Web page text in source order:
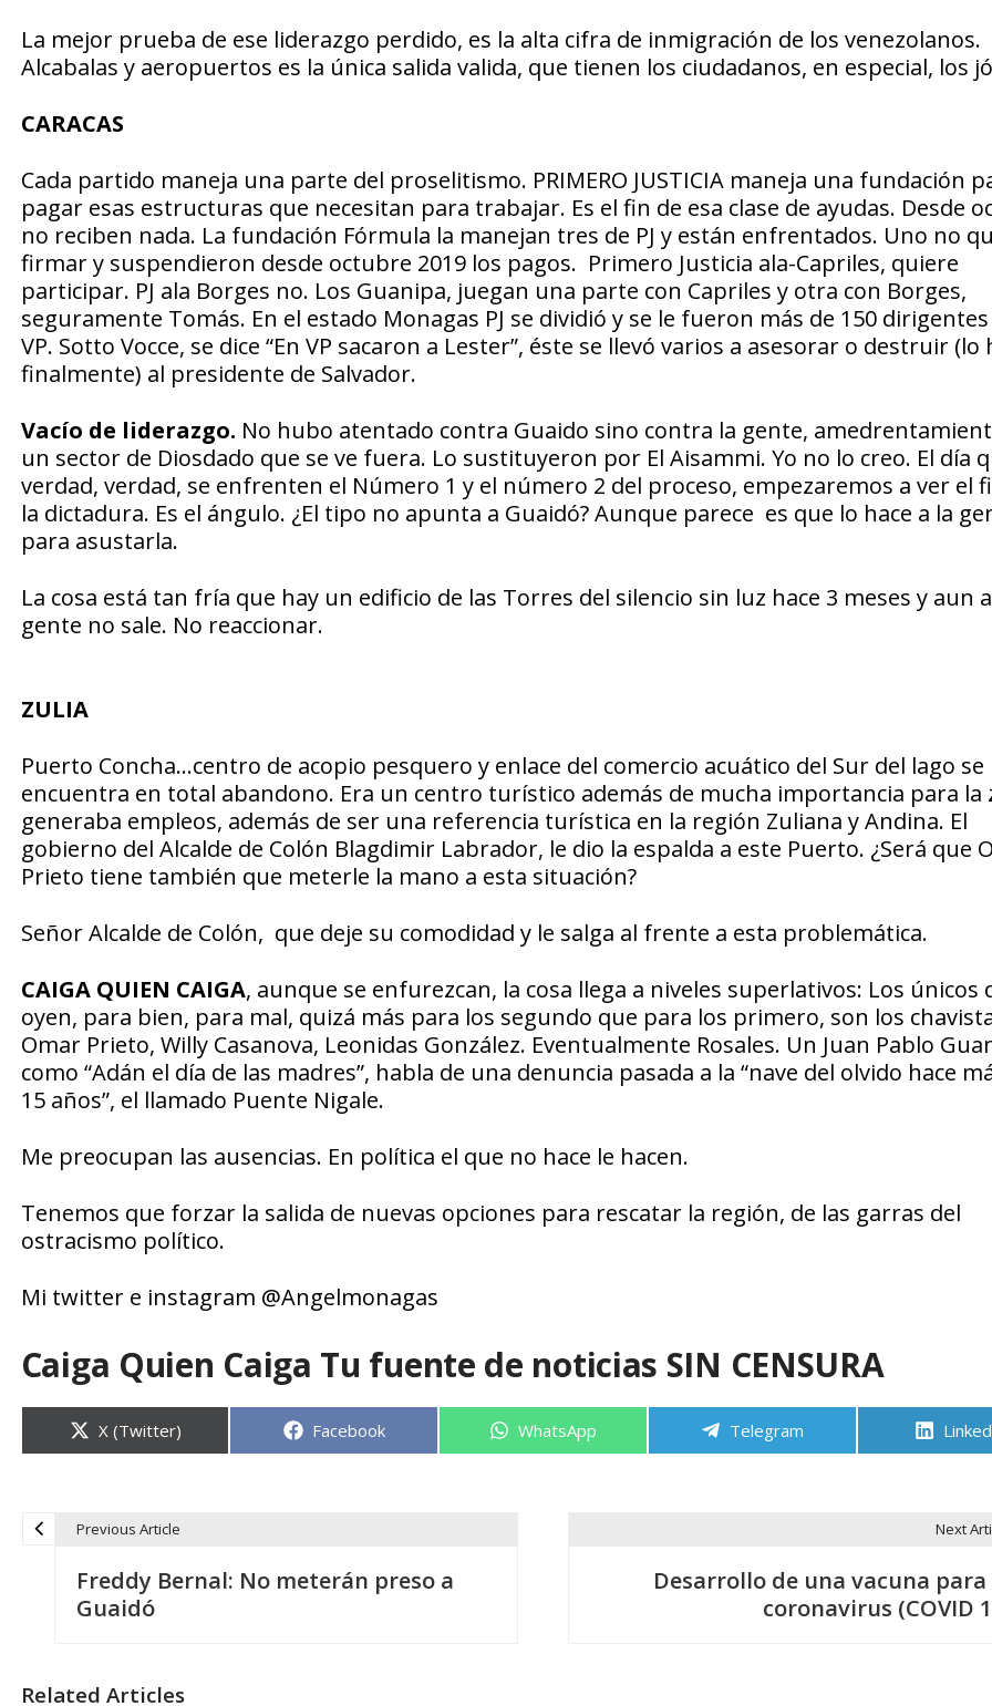
La mejor prueba de ese liderazgo perdido, es la alta cifra de inmigración de los venezolanos.
Alcabalas y aeropuertos es la única salida valida, que tienen los ciudadanos, en especial, los
CARACAS
Cada partido maneja una parte del proselitismo. PRIMERO JUSTICIA maneja una fundación
pagar esas estructuras que necesitan para trabajar. Es el fin de esa clase de ayudas. Desde
no reciben nada. La fundación Fórmula la manejan tres de PJ y están enfrentados. Uno no
firmar y suspendieron desde octubre 2019 los pagos. Primero Justicia ala-Capriles, quiere
participar. PJ ala Borges no. Los Guanipa, juegan una parte con Capriles y otra con Borges,
seguramente Tomás. En el estado Monagas PJ se dividió y se le fueron más de 150
VP. Sotto Vocce, se dice “En VP sacaron a Lester”, éste se llevó varios a asesorar o destruir (lo
finalmente) al presidente de Salvador.
Vacío de liderazgo. No hubo atentado contra Guaido sino contra la gente,
un sector de Diosdado que se ve fuera. Lo sustituyeron por El Aisammi. Yo no lo creo. El día
verdad, verdad, se enfrenten el Número 1 y el número 2 del proceso, empezaremos a ver el
la dictadura. Es el ángulo. ¿El tipo no apunta a Guaidó? Aunque parece es que lo hace a la
para asustarla.
La cosa está tan fría que hay un edificio de las Torres del silencio sin luz hace 3 meses y aun
gente no sale. No reaccionar.
ZULIA
Puerto Concha…centro de acopio pesquero y enlace del comercio acuático del Sur del lago se
encuentra en total abandono. Era un centro turístico además de mucha importancia para la
generaba empleos, además de ser una referencia turística en la región Zuliana y Andina. El
gobierno del Alcalde de Colón Blagdimir Labrador, le dio la espalda a este Puerto. ¿Será que
Prieto tiene también que meterle la mano a esta situación?
Señor Alcalde de Colón, que deje su comodidad y le salga al frente a esta problemática.
CAIGA QUIEN CAIGA, aunque se enfurezcan, la cosa llega a niveles superlativos: Los únicos
oyen, para bien, para mal, quizá más para los segundo que para los primero, son los
Omar Prieto, Willy Casanova, Leonidas González. Eventualmente Rosales. Un Juan Pablo
como “Adán el día de las madres”, habla de una denuncia pasada a la “nave del olvido hace
15 años”, el llamado Puente Nigale.
Me preocupan las ausencias. En política el que no hace le hacen.
Tenemos que forzar la salida de nuevas opciones para rescatar la región, de las garras del
ostracismo político.
Mi twitter e instagram @Angelmonagas
Caiga Quien Caiga Tu fuente de noticias SIN CENSURA
Compartir
en
X (Twitter) Compartir
Facebook Compartir
WhatsApp Compartir
Telegram
Previous Article
Freddy Bernal: No meterán preso a
Guaidó
Next
Desarrollo de una vacuna para
coronavirus (COVID
Related Articles